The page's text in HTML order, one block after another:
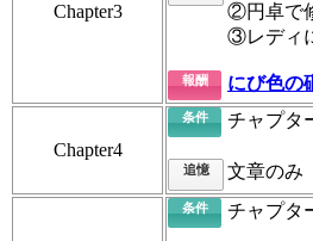
Chapter3
②円卓で
③レディ
報酬 にび色の
Chapter4
条件 チャプタ
追憶 文章のみ
条件 チャプタ